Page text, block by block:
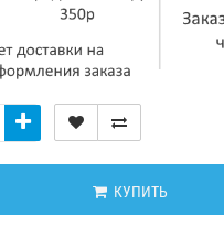
КУПИТЬ